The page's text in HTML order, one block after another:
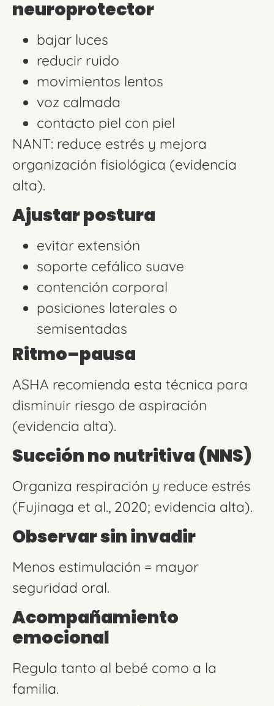
neuroprotector
bajar luces
reducir ruido
movimientos lentos
voz calmada
contacto piel con piel
NANT: reduce estrés y mejora
organización fisiológica (evidencia
alta).
Ajustar postura
evitar extensión
soporte cefálico suave
contención corporal
posiciones laterales o
semisentadas
Ritmo–pausa
ASHA recomienda esta técnica para
disminuir riesgo de aspiración
(evidencia alta).
Succión no nutritiva (NNS)
Organiza respiración y reduce estrés
(Fujinaga et al., 2020; evidencia alta).
Observar sin invadir
Menos estimulación = mayor
seguridad oral.
Acompañamiento
emocional
Regula tanto al bebé como a la
familia.